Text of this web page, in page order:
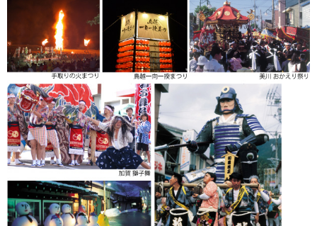
法被・はっぴ・はんてん・印半纏
次の記事
絽の印半纏は涼しげさも魅力で
す。
2017/08/22